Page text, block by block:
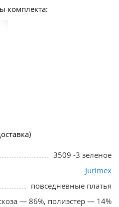
комплекта:
3509 -3 зеленое
Jurimex
повседневные платья
— 86%, полиэстер — 14%